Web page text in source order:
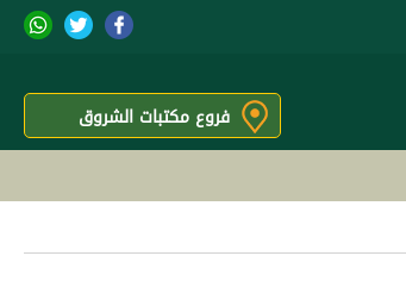
فروع مكتبات الشروق